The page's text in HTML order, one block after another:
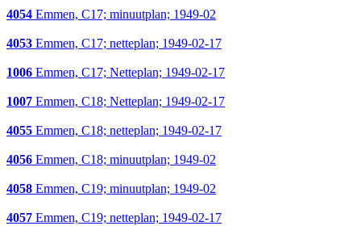
4054 Emmen, C17; minuutplan; 1949-02
4053 Emmen, C17; netteplan; 1949-02-17
1006 Emmen, C17; Netteplan; 1949-02-17
1007 Emmen, C18; Netteplan; 1949-02-17
4055 Emmen, C18; netteplan; 1949-02-17
4056 Emmen, C18; minuutplan; 1949-02
4058 Emmen, C19; minuutplan; 1949-02
4057 Emmen, C19; netteplan; 1949-02-17